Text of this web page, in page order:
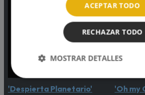
'Despierta Planetario'
'Oh my
ACEPTAR TODO
RECHAZAR TODO
MOSTRAR DETALLES